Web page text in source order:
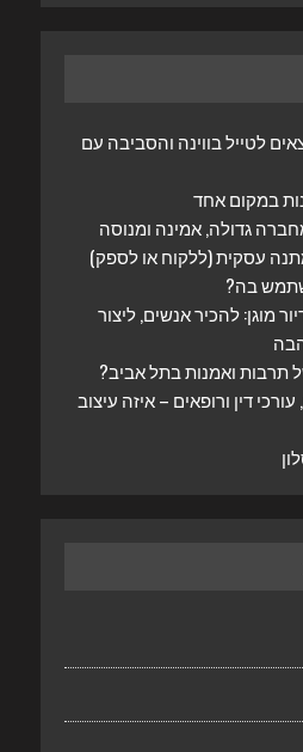
לטייל בווינה והסביבה עם
גדולה, אמינה ומנוסה
עסקית (ללקוח או לספק)
בה?
מוגן: להכיר אנשים, ליצור
תרבות ואמנות בתל אביב?
דין ורופאים – איזה עיצוב